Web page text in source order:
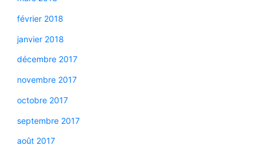
février 2018
janvier 2018
décembre 2017
novembre 2017
octobre 2017
septembre 2017
août 2017